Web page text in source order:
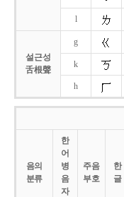
l
설근성
舌根聲
g
k
h
음의
분류
한
어
병
음
자
주음
부호
한
글